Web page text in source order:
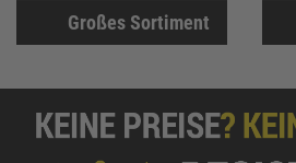
Großes Sortiment